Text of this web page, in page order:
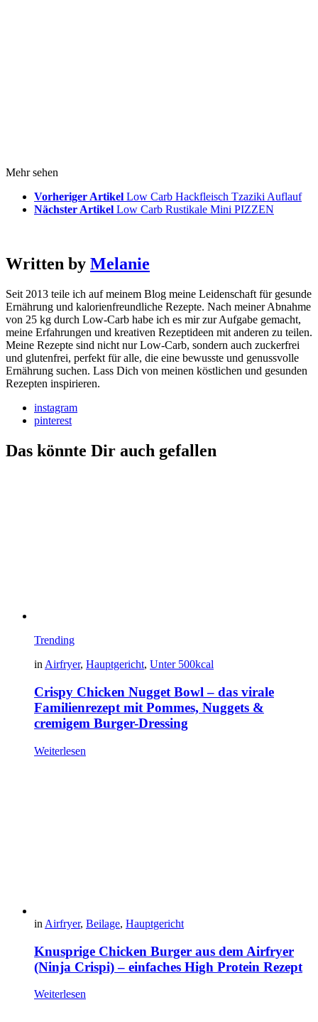
Mehr sehen
Vorheriger Artikel Low Carb Hackfleisch Tzaziki Auflauf
Nächster Artikel Low Carb Rustikale Mini PIZZEN
Written by Melanie
Seit 2013 teile ich auf meinem Blog meine Leidenschaft für gesunde
Ernährung und kalorienfreundliche Rezepte. Nach meiner Abnahme
von 25 kg durch Low-Carb habe ich es mir zur Aufgabe gemacht,
meine Erfahrungen und kreativen Rezeptideen mit anderen zu teilen.
Meine Rezepte sind nicht nur Low-Carb, sondern auch zuckerfrei
und glutenfrei, perfekt für alle, die eine bewusste und genussvolle
Ernährung suchen. Lass Dich von meinen köstlichen und gesunden
Rezepten inspirieren.
instagram
pinterest
Das könnte Dir auch gefallen
Trending
inAirfryer, Hauptgericht, Unter 500kcal
Crispy Chicken Nugget Bowl – das virale
Familienrezept mit Pommes, Nuggets &
cremigem Burger-Dressing
Weiterlesen
in Airfryer, Beilage, Hauptgericht
Knusprige Chicken Burger aus dem Airfryer
(Ninja Crispi) – einfaches High Protein Rezept
Weiterlesen